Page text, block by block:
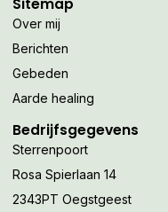
Sitemap
Over mij
Berichten
Gebeden
Aarde healing
Bedrijfsgegevens
Sterrenpoort
Rosa Spierlaan 14
2343PT Oegstgeest